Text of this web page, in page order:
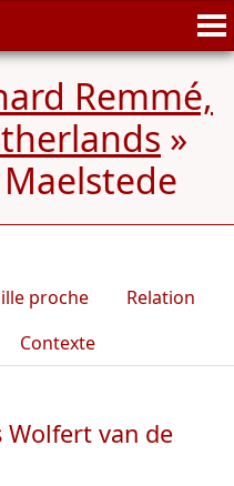
Remmé,
»
proche
Relation
Contexte
Wolfert van de